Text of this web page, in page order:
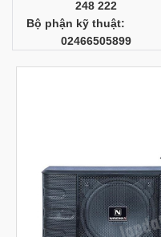
248 222
Bộ phận kỹ thuật:
02466505899